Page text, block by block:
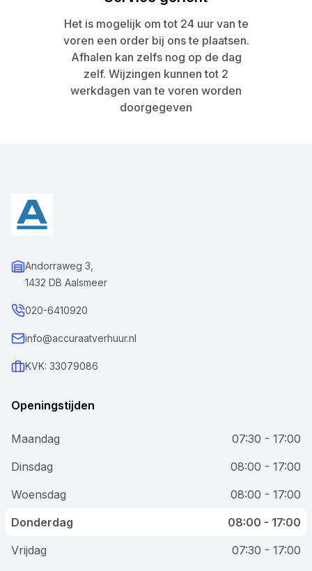
Het is mogelijk om tot 24 uur van te
voren een order bij ons te plaatsen.
Afhalen kan zelfs nog op de dag
zelf. Wijzingen kunnen tot 2
werkdagen van te voren worden
doorgegeven
Andorraweg 3,
1432 DB Aalsmeer
020-6410920
info@accuraatverhuur.nl
KVK: 33079086
Openingstijden
Maandag
07:30 - 17:00
Dinsdag
08:00 - 17:00
Woensdag
08:00 - 17:00
Donderdag
08:00 - 17:00
Vrijdag
07:30 - 17:00